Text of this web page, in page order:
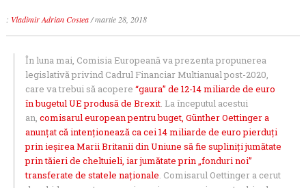
: Vladimir Adrian Costea/martie 28, 2018
În luna mai, Comisia Europeană va prezenta propunerea
legislativă privind Cadrul Financiar Multianual post-2020,
care va trebui să acopere “gaura” de 12-14 miliarde de euro
în bugetul UE produsă de Brexit. La începutul acestui
an, comisarul european pentru buget, Günther Oettinger a
anunţat că intenţionează ca cei 14 miliarde de euro pierduţi
prin ieşirea Marii Britanii din Uniune să fie supliniţi jumătate
prin tăieri de cheltuieli, iar jumătate prin „fonduri noi”
transferate de statele naţionale. Comisarul Oettinger a cerut